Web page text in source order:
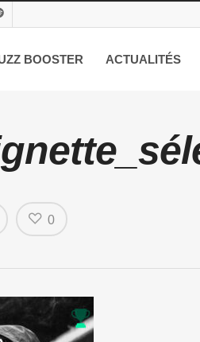
BOOSTER ACTUALITÉS
0